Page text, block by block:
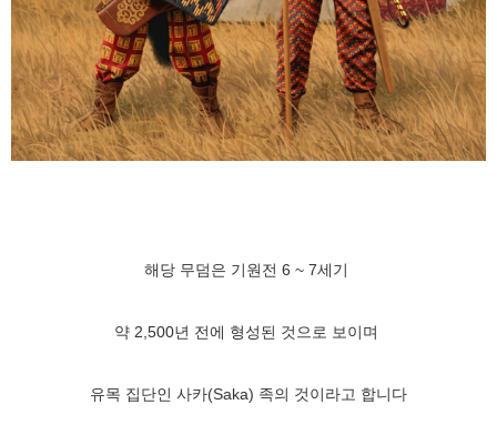
해당 무덤은 기원전 6 ~ 7세기
약 2,500년 전에 형성된 것으로 보이며
유목 집단인 사카(Saka) 족의 것이라고 합니다